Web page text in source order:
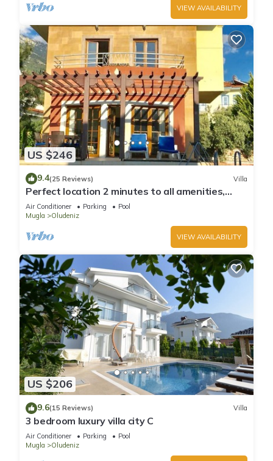
VIEW AVAILABILITY
US $246
9.4(25 Reviews) Villa
Perfect location 2 minutes to all amenities,
bars/bus/restaurants and shops.
Air Conditioner Parking
Pool
Mugla
Oludeniz
VIEW AVAILABILITY
US $206
9.6(15 Reviews) Villa
3 bedroom luxury villa city C
Air Conditioner Parking
Pool
Mugla
Oludeniz